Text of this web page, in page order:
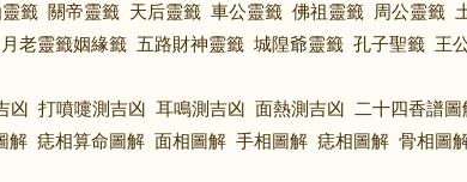
籤 關帝靈籤 天后靈籤 車公靈籤 佛祖靈籤 周公靈籤
月老靈籤姻緣籤 五路財神靈籤 城隍爺靈籤 孔子聖籤 王
凶 打噴嚏測吉凶 耳鳴測吉凶 面熱測吉凶 二十四香譜圖
解 痣相算命圖解 面相圖解 手相圖解 痣相圖解 骨相圖